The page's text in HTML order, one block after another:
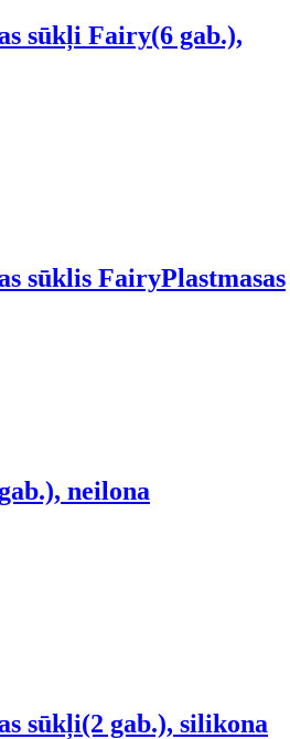
sūkļi Fairy(6 gab.),
sūklis FairyPlastmasas
neilona
sūkļi(2 gab.), silikona